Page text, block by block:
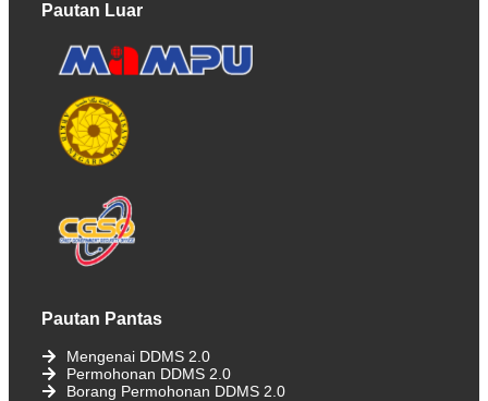
Pautan Luar
Pautan Pantas
Mengenai DDMS 2.0
Permohonan DDMS 2.0
Borang Permohonan DDMS 2.0